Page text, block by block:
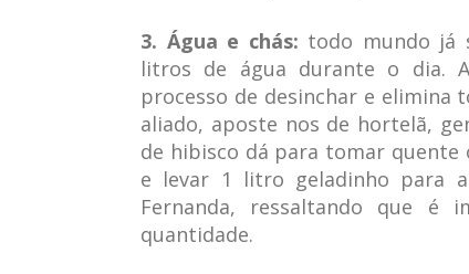
3. Água e chás: todo mundo já
litros de água durante o dia.
processo de desinchar e elimina
aliado, aposte nos de hortelã,
de hibisco dá para tomar quente
e levar 1 litro geladinho para
Fernanda, ressaltando que é
quantidade.